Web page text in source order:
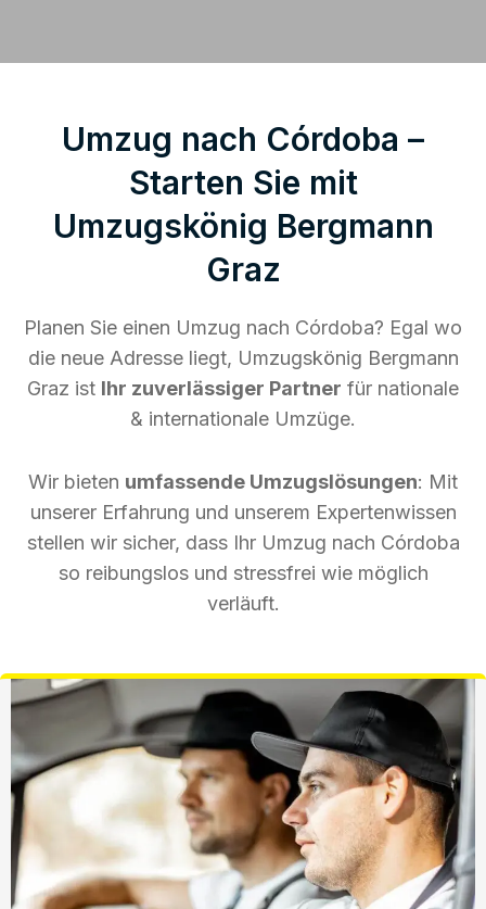
Umzug nach Córdoba –
Starten Sie mit
Umzugskönig Bergmann
Graz
Planen Sie einen Umzug nach Córdoba? Egal wo
die neue Adresse liegt, Umzugskönig Bergmann
Graz ist Ihr zuverlässiger Partner für nationale
& internationale Umzüge.
Wir bieten umfassende Umzugslösungen: Mit
unserer Erfahrung und unserem Expertenwissen
stellen wir sicher, dass Ihr Umzug nach Córdoba
so reibungslos und stressfrei wie möglich
verläuft.